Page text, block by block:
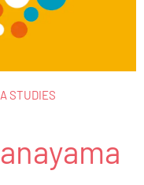
STUDIES